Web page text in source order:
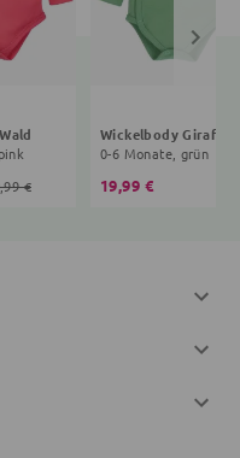
€
Wickelbody Giraffe
0-6 Monate, grün
19,99 €